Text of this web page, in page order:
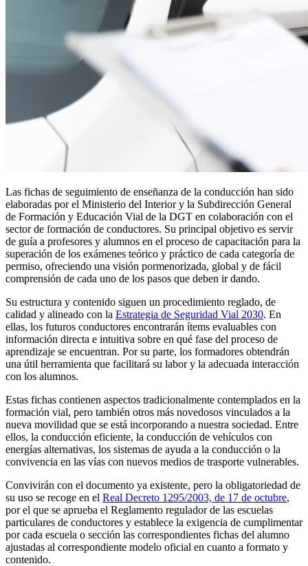
Las fichas de seguimiento de enseñanza de la conducción han sido
elaboradas por el Ministerio del Interior y la Subdirección General
de Formación y Educación Vial de la DGT en colaboración con el
sector de formación de conductores. Su principal objetivo es servir
de guía a profesores y alumnos en el proceso de capacitación para la
superación de los exámenes teórico y práctico de cada categoría de
permiso, ofreciendo una visión pormenorizada, global y de fácil
comprensión de cada uno de los pasos que deben ir dando.
Su estructura y contenido siguen un procedimiento reglado, de
calidad y alineado con la Estrategia de Seguridad Vial 2030. En
ellas, los futuros conductores encontrarán ítems evaluables con
información directa e intuitiva sobre en qué fase del proceso de
aprendizaje se encuentran. Por su parte, los formadores obtendrán
una útil herramienta que facilitará su labor y la adecuada interacción
con los alumnos.
Estas fichas contienen aspectos tradicionalmente contemplados en la
formación vial, pero también otros más novedosos vinculados a la
nueva movilidad que se está incorporando a nuestra sociedad. Entre
ellos, la conducción eficiente, la conducción de vehículos con
energías alternativas, los sistemas de ayuda a la conducción o la
convivencia en las vías con nuevos medios de trasporte vulnerables.
Convivirán con el documento ya existente, pero la obligatoriedad de
su uso se recoge en el Real Decreto 1295/2003, de 17 de octubre,
por el que se aprueba el Reglamento regulador de las escuelas
particulares de conductores y establece la exigencia de cumplimentar
por cada escuela o sección las correspondientes fichas del alumno
ajustadas al correspondiente modelo oficial en cuanto a formato y
contenido.